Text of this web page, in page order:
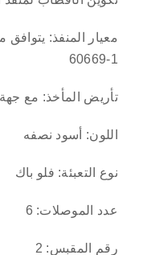
60669-1
تأريض المأخذ: مع
اللون: أسود نصفه
نوع التعبئة: فلو باك
عدد الموصلات: 6
رقم المقبس: 2